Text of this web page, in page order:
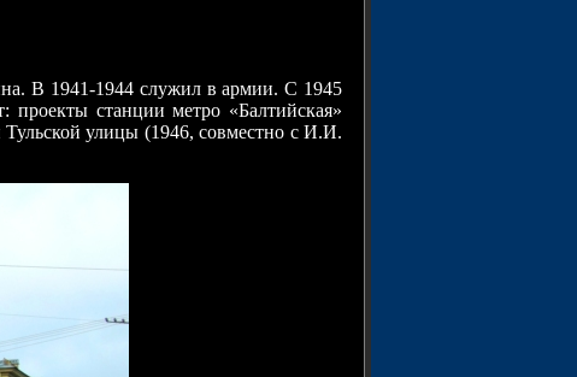
В 1941-1944 служил в армии. С 1945
станции метро «Балтийская»
улицы (1946, совместно с И.И.